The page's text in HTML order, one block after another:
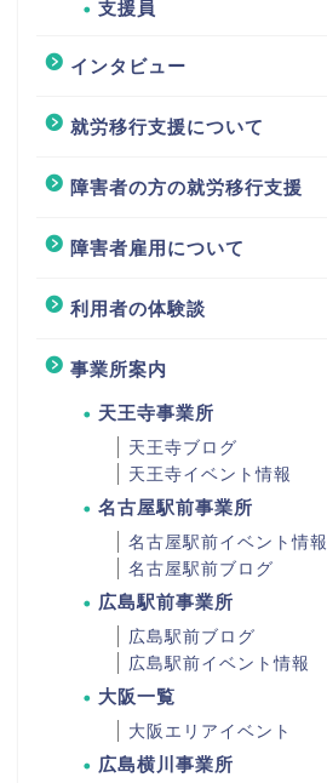
支援員
インタビュー
就労移行支援について
障害者の方の就労移行支援
障害者雇用について
利用者の体験談
事業所案内
天王寺事業所
天王寺ブログ
天王寺イベント情報
名古屋駅前事業所
名古屋駅前イベント情報
名古屋駅前ブログ
広島駅前事業所
広島駅前ブログ
広島駅前イベント情報
大阪一覧
大阪エリアイベント
広島横川事業所